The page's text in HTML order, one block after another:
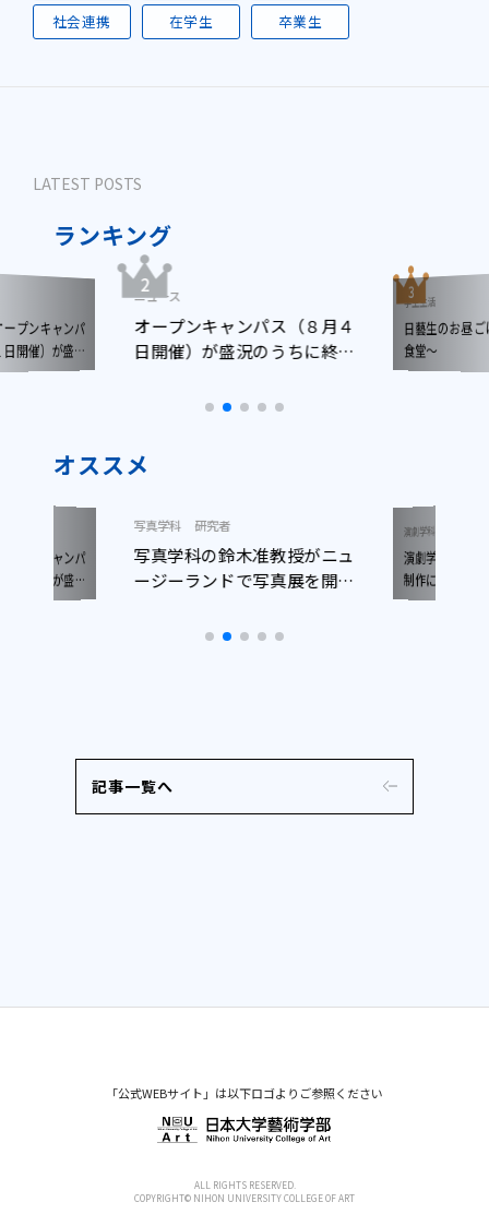
社会連携
在学生 卒業生
LATEST POSTS
ランキング
プンキャンパ
開催）が盛況
ました
ニュース
オープンキャンパス（８月４
日開催）が盛況のうちに終了
学生生活
日藝生のお昼
食堂～
オススメ
プンキャンパ
開催）が盛況
写真学科 研究者
写真学科の鈴木准教授がニュ
ージーランドで写真展を開催
演劇学科
演劇学科生が
制作に参加！
記事一覧へ
「公式WEBサイト」は以下ロゴよりご参照ください
ALL RIGHTS RESERVED.
COPYRIGHT© NIHON UNIVERSITY COLLEGE OF ART